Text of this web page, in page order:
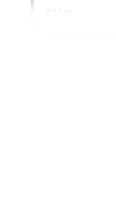
Au rond-point,
2,1 km
Au rond-point,